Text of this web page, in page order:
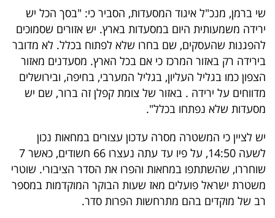
שיתופי
פעולה
דרושים
ניוזלטרים
מייל
אדום
שי ברמן, מנכ"ל איגוד המסעדות, הסביר כי: "בסך הכל יש
ירידה משמעותית היום במסעדות בארץ. יש אזורים שסמוכים
להפגנות שהעסקים, שם בחרו שלא לפתוח בכלל. לא מדובר
בירידה רק באזור המרכז כי אם בכל הארץ. מסעדנים מאזור
הצפון כמו בגליל העליון, בגליל המערבי, בחיפה, ובירושלים
מדווחים על ירידה . באזור של צומת קפלן זה ברור, שם יש
מסעדות שלא נפתחו בכלל".
יש לציין כי המשטרה מסרה עדכון עצורים במחאות נכון
לשעה 14:50, על פיו עד עתה נעצרו 66 חשודים, כאשר 7
שוחררו, שהשתתפו במחאות והפרו את הסדר הציבורי. שוטרי
משטרת ישראל פועלים מאז שעות הבוקר המוקדמות במספר
רב של מוקדים בהם מתרחשות הפרות סדר.